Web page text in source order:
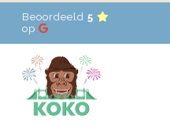
Beoordeeld 5
op
HOME
VERHUUR
PROMOTIES
NIEUWS